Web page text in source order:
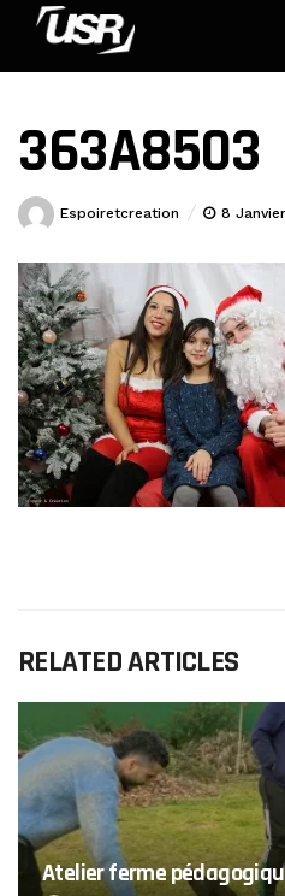
363A8503
Espoiretcreation 8
RELATED ARTICLES
Atelier ferme